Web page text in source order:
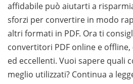
affidabile può aiutarti a
sforzi per convertire in modo
altri formati in PDF. Ora ti
convertitori PDF online e
ed eccellenti. Vuoi sapere quali
meglio utilizzati? Continua a